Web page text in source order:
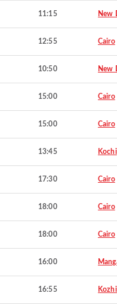
11:15 New
12:55 Cairo
10:50 New
15:00 Cairo
15:00 Cairo
13:45 Kochi
17:30 Cairo
18:00 Cairo
18:00 Cairo
16:00
16:55